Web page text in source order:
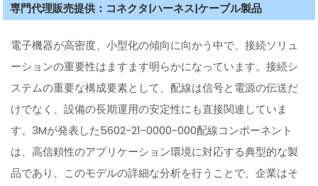
専門代理販売提供：コネクタ|ハーネス|ケーブル製品
電子機器が高密度、小型化の傾向に向かう中で、接続ソリュ
ーションの重要性はますます明らかになっています。接続シ
ステムの重要な構成要素として、配線は信号と電源の伝送だ
けでなく、設備の長期運用の安定性にも直接関連していま
す。3Mが発表した5602-21-0000-000配線コンポーネント
は、高信頼性のアプリケーション環境に対応する典型的な製
品であり、このモデルの詳細な分析を行うことで、企業はそ